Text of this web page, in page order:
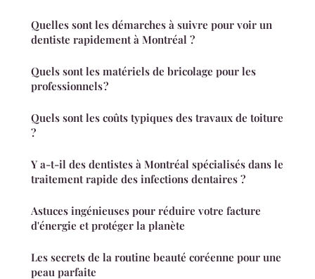
Quelles sont les démarches à suivre pour voir un
dentiste rapidement à Montréal ?
Quels sont les matériels de bricolage pour les
professionnels ?
Quels sont les coûts typiques des travaux de toiture
?
Y a-t-il des dentistes à Montréal spécialisés dans le
traitement rapide des infections dentaires ?
Astuces ingénieuses pour réduire votre facture
d'énergie et protéger la planète
Les secrets de la routine beauté coréenne pour une
peau parfaite